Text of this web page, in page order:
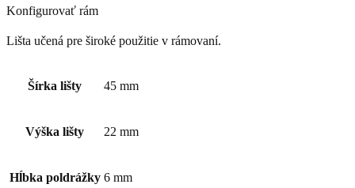
Konfigurovať rám
Lišta učená pre široké použitie v rámovaní.
Šírka lišty 45 mm
Výška lišty 22 mm
Hĺbka poldrážky 6 mm